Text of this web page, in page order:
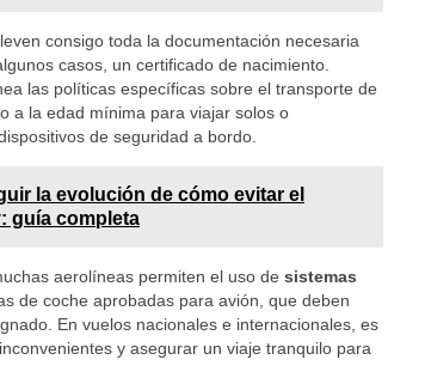
consigo toda la documentación necesaria
casos, un certificado de nacimiento.
las políticas específicas sobre el transporte de
a la edad mínima para viajar solos o
de seguridad a bordo.
la evolución de cómo evitar el
guía completa
aerolíneas permiten el uso de sistemas
de coche aprobadas para avión, que deben
En vuelos nacionales e internacionales, es
y asegurar un viaje tranquilo para